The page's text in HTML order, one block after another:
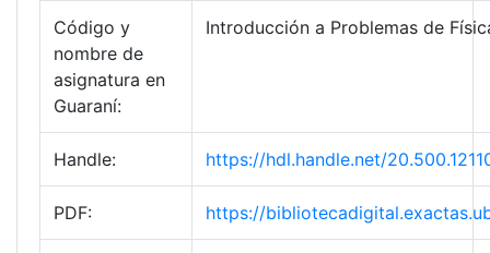
Código y
nombre de
asignatura en
Guaraní:
Introducción a Problemas de
Handle: https://hdl.handle.net/
PDF: https://